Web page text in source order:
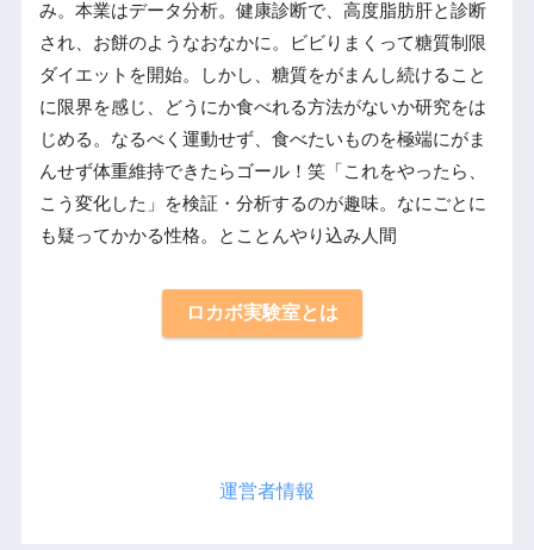
み。本業はデータ分析。健康診断で、高度脂肪肝と診断
され、お餅のようなおなかに。ビビりまくって糖質制限
ダイエットを開始。しかし、糖質をがまんし続けること
に限界を感じ、どうにか食べれる方法がないか研究をは
じめる。なるべく運動せず、食べたいものを極端にがま
んせず体重維持できたらゴール！笑「これをやったら、
こう変化した」を検証・分析するのが趣味。なにごとに
も疑ってかかる性格。とことんやり込み人間
ロカボ実験室とは
運営者情報